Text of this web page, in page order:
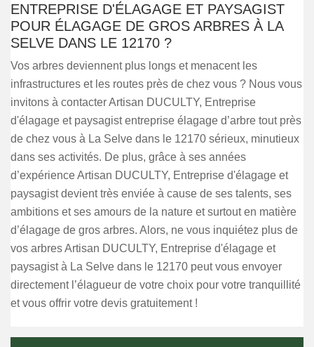
ENTREPRISE D'ÉLAGAGE ET PAYSAGIST
POUR ÉLAGAGE DE GROS ARBRES À LA
SELVE DANS LE 12170 ?
Vos arbres deviennent plus longs et menacent les
infrastructures et les routes près de chez vous ? Nous vous
invitons à contacter Artisan DUCULTY, Entreprise
d'élagage et paysagist entreprise élagage d’arbre tout près
de chez vous à La Selve dans le 12170 sérieux, minutieux
dans ses activités. De plus, grâce à ses années
d’expérience Artisan DUCULTY, Entreprise d'élagage et
paysagist devient très enviée à cause de ses talents, ses
ambitions et ses amours de la nature et surtout en matière
d’élagage de gros arbres. Alors, ne vous inquiétez plus de
vos arbres Artisan DUCULTY, Entreprise d'élagage et
paysagist à La Selve dans le 12170 peut vous envoyer
directement l’élagueur de votre choix pour votre tranquillité
et vous offrir votre devis gratuitement !